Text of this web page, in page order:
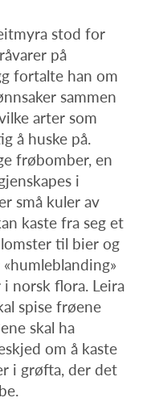
stod for
på
fortalte han om
sammen
arter som
å huske på.
frøbomber, en
i
små kuler av
kaste fra seg et
til bier og
norsk flora. Leira
spise frøene
skal ha
om å kaste
i grøfta, der det